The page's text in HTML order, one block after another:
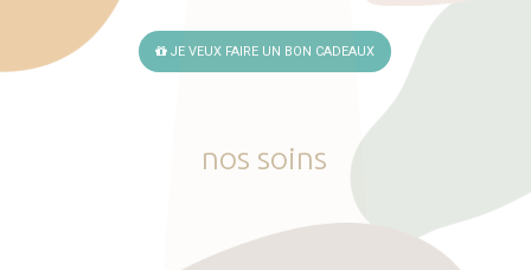
JE VEUX FAIRE UN BON CADEAUX
nos soins